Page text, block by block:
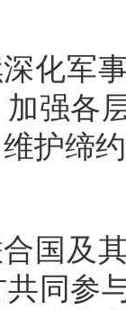
化军
强各
护缔
国及
同参